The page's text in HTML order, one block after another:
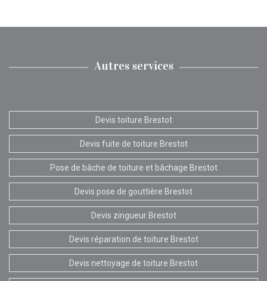
Autres services
Devis toiture Brestot
Devis fuite de toiture Brestot
Pose de bâche de toiture et bâchage Brestot
Devis pose de gouttière Brestot
Devis zingueur Brestot
Devis réparation de toiture Brestot
Devis nettoyage de toiture Brestot